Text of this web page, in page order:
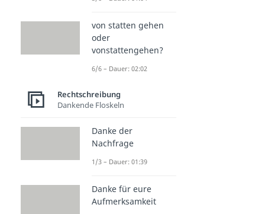
von statten gehen
oder
vonstattengehen?
6/6 – Dauer: 02:02
Rechtschreibung
Dankende Floskeln
Danke der
Nachfrage
1/3 – Dauer: 01:39
Danke für eure
Aufmerksamkeit